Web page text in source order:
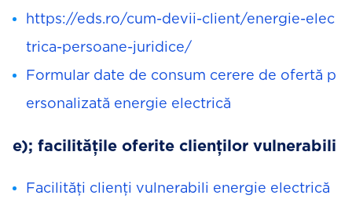
https://eds.ro/cum-devii-client/energie-elec
trica-persoane-juridice/
Formular date de consum cerere de ofertă p
ersonalizată energie electrică
e); facilitățile oferite clienților vulnerabili
Facilități clienți vulnerabili energie electrică